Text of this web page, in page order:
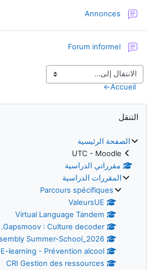
Annonces
Forum informel
←Accueil
الكتل
التنقل
الصفحة الرئيسية
UTC - Moodle
مقرراتي الدراسية
المقررات الدراسية
Parcours spécifiques
ValeursUE
Virtual Language Tandem
Gapsmoov : Culture decoder.
Summer-School_2026
E-learning - Prévention alcool
CRI Gestion des ressources